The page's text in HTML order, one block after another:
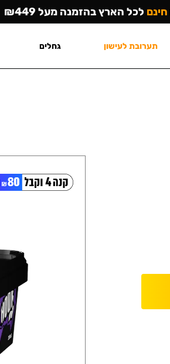
חינם לכל הארץ בהזמנה מעל ₪449
תערובת לעישון גחלים